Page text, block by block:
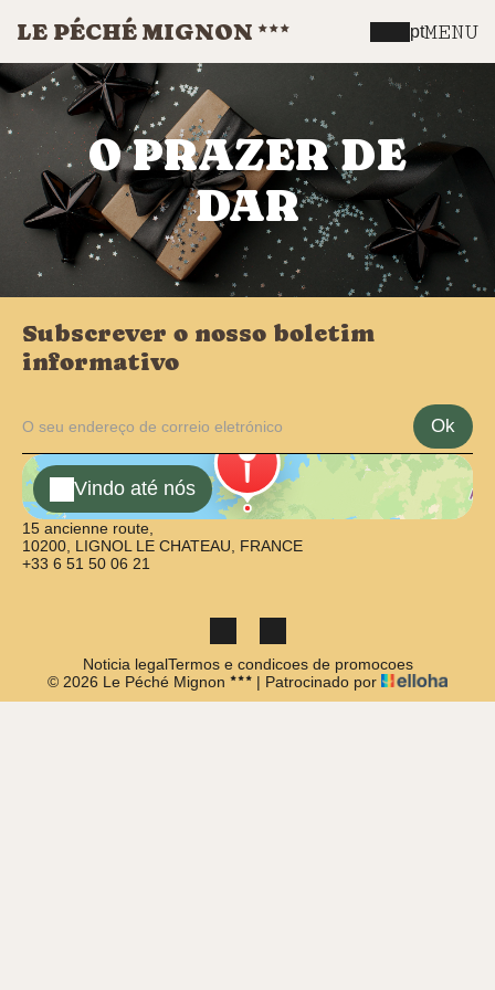
LE PÉCHÉ MIGNON ptMENU
O PRAZER DE
DAR
Subscrever o nosso boletim
informativo
Ok
Vindo até nós
15 ancienne route,
10200, LIGNOL LE CHATEAU, FRANCE
+33 6 51 50 06 21
Noticia legalTermos e condicoes de promocoes
© 2026 Le Péché Mignon
| Patrocinado por